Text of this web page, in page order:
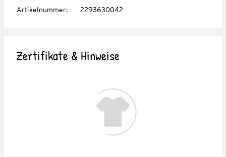
Artikelnummer: 2293630042
Zertifikate & Hinweise